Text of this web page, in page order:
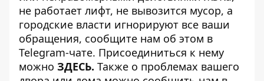
не работает лифт, не вывозится мусор, а
городские власти игнорируют все ваши
обращения, сообщите нам об этом в
Telegram-чате. Присоединиться к нему
можно ЗДЕСЬ. Также о проблемах вашего